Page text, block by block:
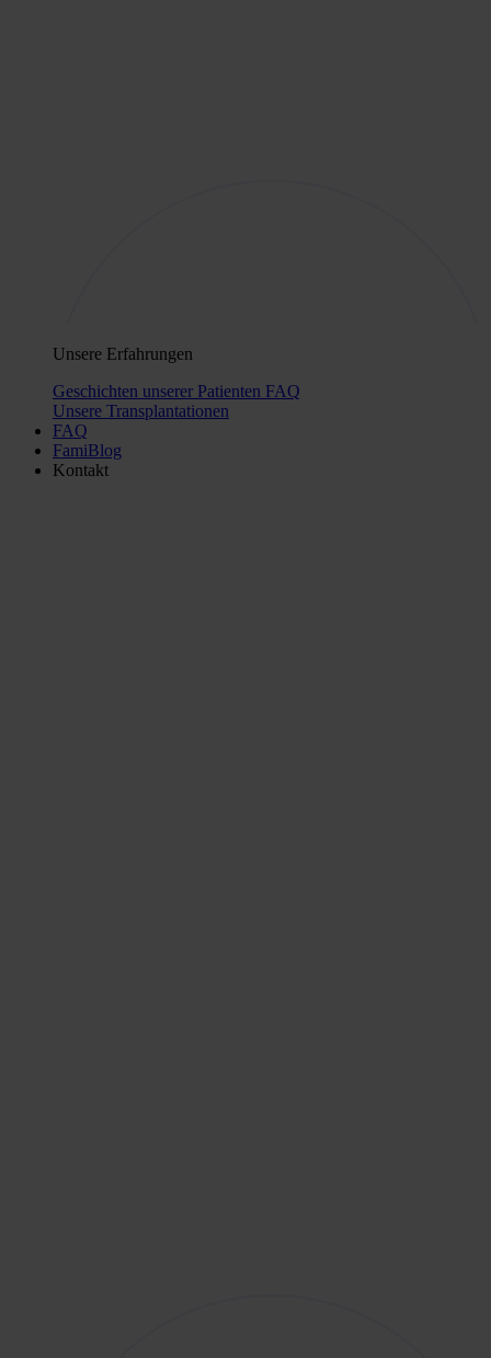
Unsere Erfahrungen
Geschichten unserer Patienten FAQ
Unsere Transplantationen
FAQ
FamiBlog
Kontakt